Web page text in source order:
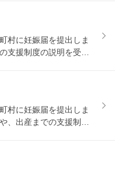
村に妊娠届を提出しま
支援制度の説明を受け
村に妊娠届を提出しま
、出産までの支援制度